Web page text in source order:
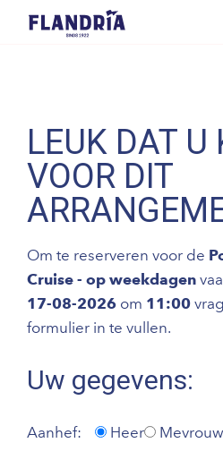
LEUK DAT U
VOOR DIT
Om te reserveren voor de
Cruise - op weekdagen
17-08-2026 om 11:00
formulier in te vullen.
Uw gegevens:
Aanhef: Heer Mevrouw